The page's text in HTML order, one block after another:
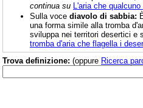
continua su L'aria che
Sulla voce diavolo di sabbia:
una forma simile alla tromba
sviluppa nei territori desertici e
tromba d'aria che flagella i
Trova definizione: (oppure Ricerca